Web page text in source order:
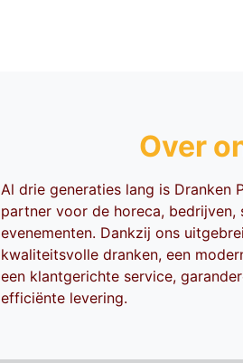
Over
Al drie generaties lang is Dranken
partner voor de horeca, bedrijven,
evenementen. Dankzij ons
kwaliteitsvolle dranken, een
een klantgerichte service,
efficiënte levering.